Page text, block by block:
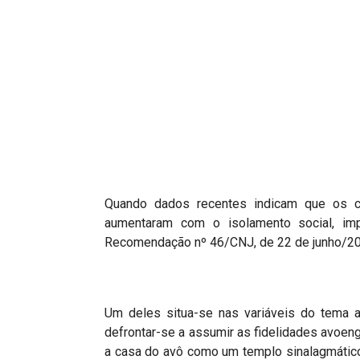
Quando dados recentes indicam que os
aumentaram com o isolamento social,
Recomendação nº 46/CNJ, de 22 de junho/
Um deles situa-se nas variáveis do tema
defrontar-se a assumir as fidelidades
a casa do avô como um templo